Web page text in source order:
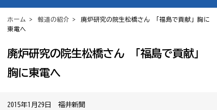
ホーム > 報道の紹介 > 廃炉研究の院生松橋さん 「福島で貢献」胸に
東電へ
廃炉研究の院生松橋さん 「福島で貢献」
胸に東電へ
2015年1月29日 福井新聞